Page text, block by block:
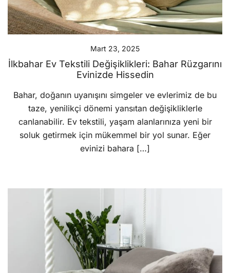
Mart 23, 2025
İlkbahar Ev Tekstili Değişiklikleri: Bahar Rüzgarını
Evinizde Hissedin
Bahar, doğanın uyanışını simgeler ve evlerimiz de bu
taze, yenilikçi dönemi yansıtan değişikliklerle
canlanabilir. Ev tekstili, yaşam alanlarınıza yeni bir
soluk getirmek için mükemmel bir yol sunar. Eğer
evinizi bahara […]